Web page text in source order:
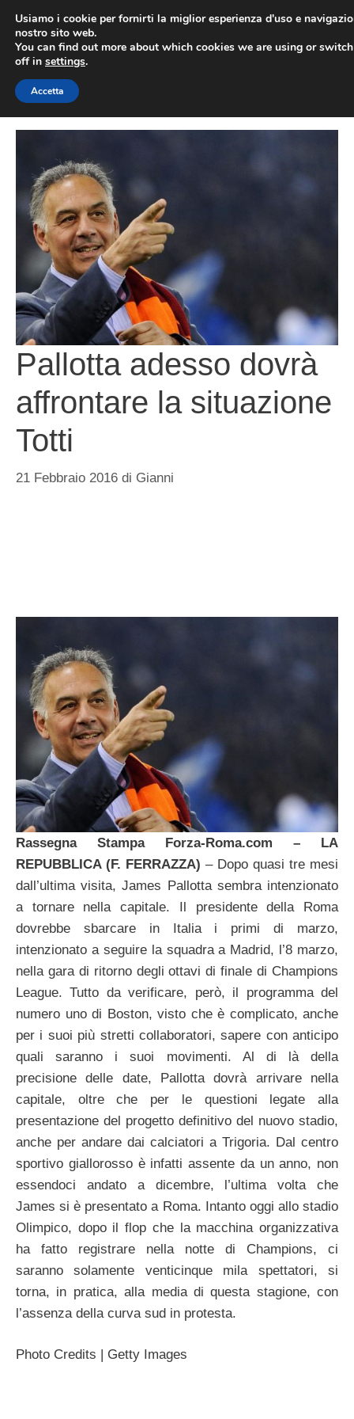
contenuto
Pallotta adesso dovrà
affrontare la situazione
Totti
21 Febbraio 2016 di Gianni
Rassegna Stampa Forza-Roma.com – LA
REPUBBLICA (F. FERRAZZA) – Dopo quasi tre mesi
dall’ultima visita, James Pallotta sembra intenzionato
a tornare nella capitale. Il presidente della Roma
dovrebbe sbarcare in Italia i primi di marzo,
intenzionato a seguire la squadra a Madrid, l’8 marzo,
nella gara di ritorno degli ottavi di finale di Champions
League. Tutto da verificare, però, il programma del
numero uno di Boston, visto che è complicato, anche
per i suoi più stretti collaboratori, sapere con anticipo
quali saranno i suoi movimenti. Al di là della
precisione delle date, Pallotta dovrà arrivare nella
capitale, oltre che per le questioni legate alla
presentazione del progetto definitivo del nuovo stadio,
anche per andare dai calciatori a Trigoria. Dal centro
sportivo giallorosso è infatti assente da un anno, non
essendoci andato a dicembre, l’ultima volta che
James si è presentato a Roma. Intanto oggi allo stadio
Olimpico, dopo il flop che la macchina organizzativa
ha fatto registrare nella notte di Champions, ci
saranno solamente venticinque mila spettatori, si
torna, in pratica, alla media di questa stagione, con
l’assenza della curva sud in protesta.
Photo Credits | Getty Images
Usiamo i cookie per fornirti la miglior esperienza d'uso e
nostro sito web.
You can find out more about which cookies we are using or
off in settings.
Accetta